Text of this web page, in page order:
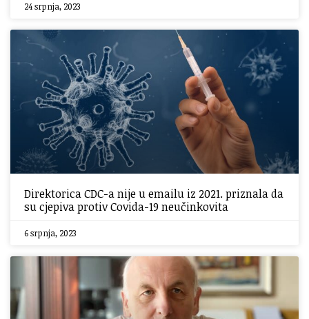
24 srpnja, 2023
Direktorica CDC-a nije u emailu iz 2021. priznala da
su cjepiva protiv Covida-19 neučinkovita
6 srpnja, 2023